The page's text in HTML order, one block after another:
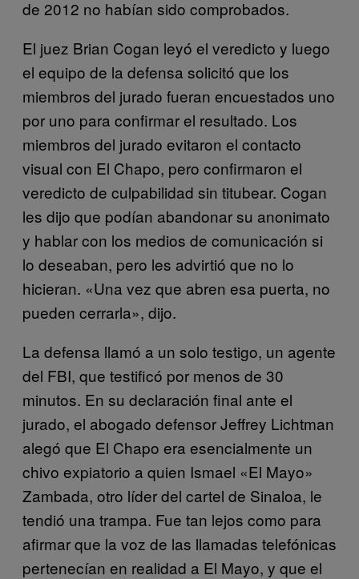
de 2012 no habían sido comprobados.
El juez Brian Cogan leyó el veredicto y luego
el equipo de la defensa solicitó que los
miembros del jurado fueran encuestados uno
por uno para confirmar el resultado. Los
miembros del jurado evitaron el contacto
visual con El Chapo, pero confirmaron el
veredicto de culpabilidad sin titubear. Cogan
les dijo que podían abandonar su anonimato
y hablar con los medios de comunicación si
lo deseaban, pero les advirtió que no lo
hicieran. «Una vez que abren esa puerta, no
pueden cerrarla», dijo.
La defensa llamó a un solo testigo, un agente
del FBI, que testificó por menos de 30
minutos. En su declaración final ante el
jurado, el abogado defensor Jeffrey Lichtman
alegó que El Chapo era esencialmente un
chivo expiatorio a quien Ismael «El Mayo»
Zambada, otro líder del cartel de Sinaloa, le
tendió una trampa. Fue tan lejos como para
afirmar que la voz de las llamadas telefónicas
pertenecían en realidad a El Mayo, y que el